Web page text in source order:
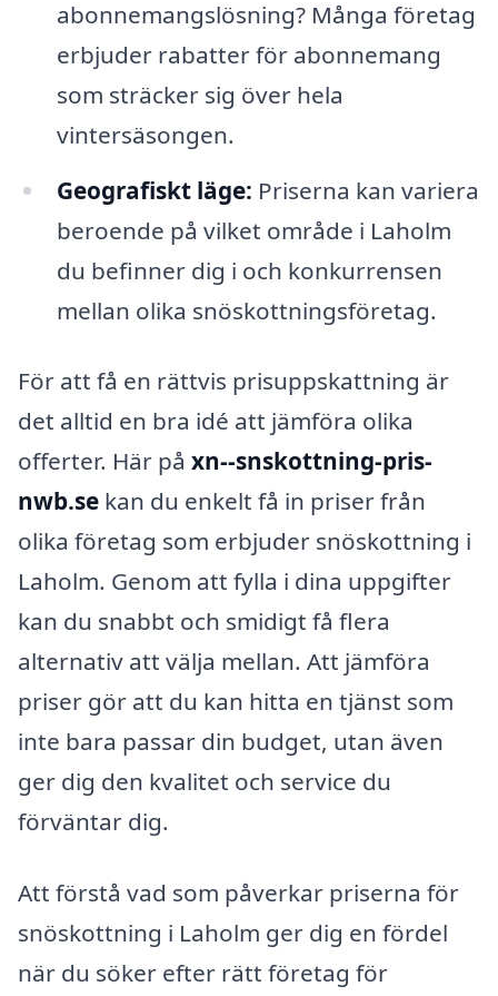
abonnemangslösning? Många företag
erbjuder rabatter för abonnemang
som sträcker sig över hela
vintersäsongen.
Geografiskt läge: Priserna kan variera
beroende på vilket område i Laholm
du befinner dig i och konkurrensen
mellan olika snöskottningsföretag.
För att få en rättvis prisuppskattning är
det alltid en bra idé att jämföra olika
offerter. Här på xn--snskottning-pris-
nwb.se kan du enkelt få in priser från
olika företag som erbjuder snöskottning i
Laholm. Genom att fylla i dina uppgifter
kan du snabbt och smidigt få flera
alternativ att välja mellan. Att jämföra
priser gör att du kan hitta en tjänst som
inte bara passar din budget, utan även
ger dig den kvalitet och service du
förväntar dig.
Att förstå vad som påverkar priserna för
snöskottning i Laholm ger dig en fördel
när du söker efter rätt företag för